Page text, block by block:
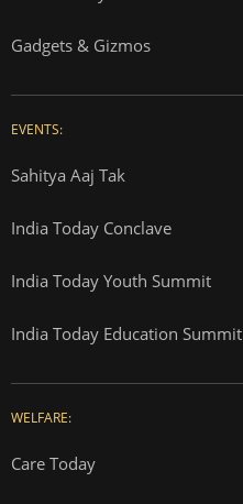
Gadgets & Gizmos
EVENTS:
Sahitya Aaj Tak
India Today Conclave
India Today Youth Summit
India Today Education Summit
WELFARE:
Care Today